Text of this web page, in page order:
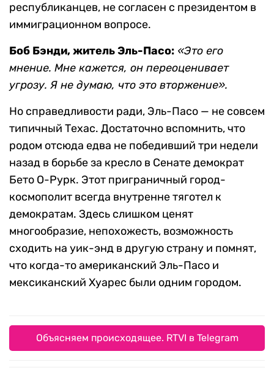
республиканцев, не согласен с президентом в
иммиграционном вопросе.
Боб Бэнди, житель Эль-Пасо: «Это его
мнение. Мне кажется, он переоценивает
угрозу. Я не думаю, что это вторжение».
Но справедливости ради, Эль-Пасо — не совсем
типичный Техас. Достаточно вспомнить, что
родом отсюда едва не победивший три недели
назад в борьбе за кресло в Сенате демократ
Бето О-Рурк. Этот приграничный город-
космополит всегда внутренне тяготел к
демократам. Здесь слишком ценят
многообразие, непохожесть, возможность
сходить на уик-энд в другую страну и помнят,
что когда-то американский Эль-Пасо и
мексиканский Хуарес были одним городом.
Объясняем происходящее. RTVI в Telegram